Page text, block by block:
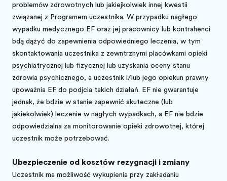
problemów zdrowotnych lub jakiejkolwiek innej kwestii
związanej z Programem uczestnika. W przypadku nagłego
wypadku medycznego EF oraz jej pracownicy lub kontrahenci
będą dążyć do zapewnienia odpowiedniego leczenia, w tym
skontaktowania uczestnika z zewnętrznymi placówkami opieki
psychiatrycznej lub fizycznej lub uzyskania oceny stanu
zdrowia psychicznego, a uczestnik i/lub jego opiekun prawny
upoważnia EF do podjęcia takich działań. EF nie gwarantuje
jednak, że będzie w stanie zapewnić skuteczne (lub
jakiekolwiek) leczenie w nagłych wypadkach, a EF nie będzie
odpowiedzialna za monitorowanie opieki zdrowotnej, której
uczestnik może potrzebować.
Ubezpieczenie od kosztów rezygnacji i zmiany
Uczestnik ma możliwość wykupienia przy zakładaniu